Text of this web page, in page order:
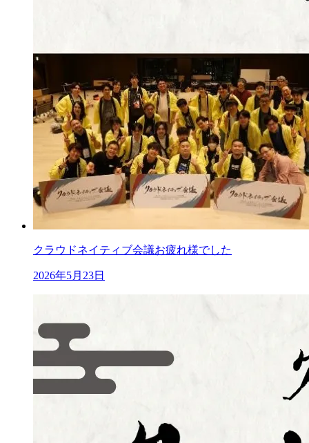
クラウドネイティブ会議お疲れ様でした
2026年5月23日